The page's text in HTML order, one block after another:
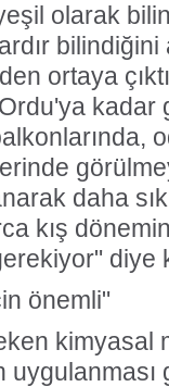
olarak
ortaya
kadar
daha
kış
diye
önemli"
kimyasal